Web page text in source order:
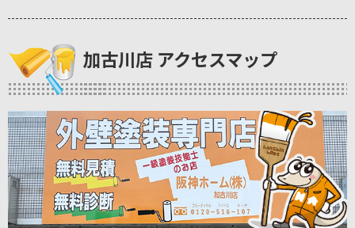
加古川店 アクセスマップ